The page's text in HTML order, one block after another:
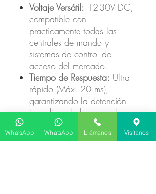
Voltaje Versátil: 12-30V DC,
compatible con
prácticamente todas las
centrales de mando y
sistemas de control de
acceso del mercado.
Tiempo de Respuesta: Ultra-
rápido (Máx. 20 ms),
garantizando la detención
inmediata de barreras de
alta velocidad como
la
Intense BLDC.
WhatsApp WhatsApp Llámanos Visítanos